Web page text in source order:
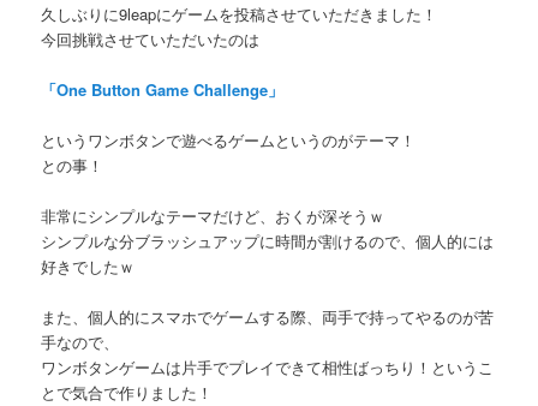
久しぶりに9leapにゲームを投稿させていただきました！
今回挑戦させていただいたのは
「One Button Game Challenge」
というワンボタンで遊べるゲームというのがテーマ！
との事！
非常にシンプルなテーマだけど、おくが深そうｗ
シンプルな分ブラッシュアップに時間が割けるので、個人的には
好きでしたｗ
また、個人的にスマホでゲームする際、両手で持ってやるのが苦
手なので、
ワンボタンゲームは片手でプレイできて相性ばっちり！というこ
とで気合で作りました！